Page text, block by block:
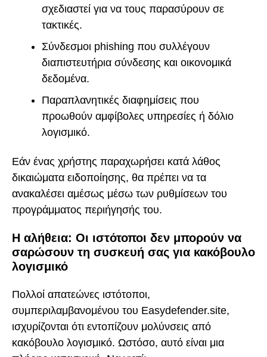
σχεδιαστεί για να τους παρασύρουν σε
τακτικές.
Σύνδεσμοι phishing που συλλέγουν
διαπιστευτήρια σύνδεσης και οικονομικά
δεδομένα.
Παραπλανητικές διαφημίσεις που
προωθούν αμφίβολες υπηρεσίες ή δόλιο
λογισμικό.
Εάν ένας χρήστης παραχωρήσει κατά λάθος
δικαιώματα ειδοποίησης, θα πρέπει να τα
ανακαλέσει αμέσως μέσω των ρυθμίσεων του
προγράμματος περιήγησής του.
Η αλήθεια: Οι ιστότοποι δεν μπορούν να
σαρώσουν τη συσκευή σας για κακόβουλο
λογισμικό
Πολλοί απατεώνες ιστότοποι,
συμπεριλαμβανομένου του Easydefender.site,
ισχυρίζονται ότι εντοπίζουν μολύνσεις από
κακόβουλο λογισμικό. Ωστόσο, αυτό είναι μια